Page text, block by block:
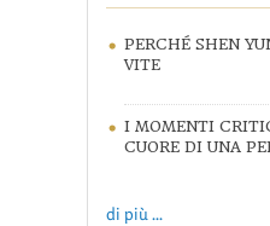
PERCHÉ SHEN
VITE
I MOMENTI
CUORE DI UNA
di più ...